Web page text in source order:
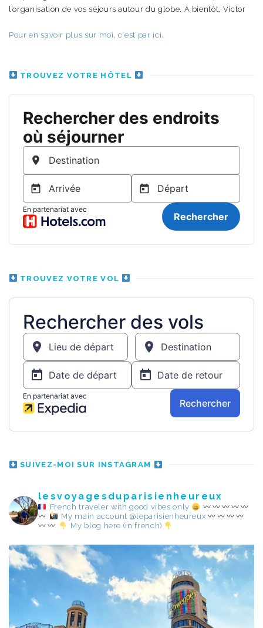
l’organisation de vos séjours autour du globe. À bientôt. Victor
Pour en savoir plus sur moi, c'est par ici.
TROUVEZ VOTRE HÔTEL
TROUVEZ VOTRE VOL
SUIVEZ-MOI SUR INSTAGRAM
lesvoyagesduparisienheureux
French traveler with good vibes only
My main account @leparisienheureux
My blog here (in french)